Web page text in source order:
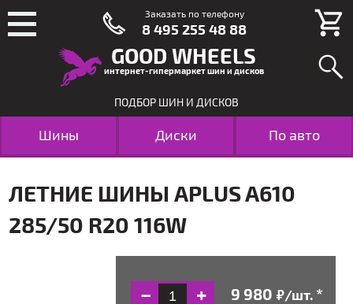
GOOD WHEELS
интернет-гипермаркет шин и дисков
ПОДБОР ШИН И ДИСКОВ
Шины Диски По авто
ЛЕТНИЕ ШИНЫ APLUS A610
285/50 R20 116W
руб./шт.
Заказать по телефону
8 495 255 48 88